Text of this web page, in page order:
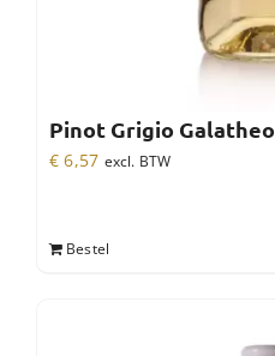
Pinot Grigio Galatheo
€ 6,57 excl. BTW
Bestel